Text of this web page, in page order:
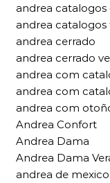
andrea catalogos
andrea catalogos
andrea cerrado
andrea cerrado
andrea com
andrea com
andrea com
Andrea Confort
Andrea Dama
Andrea Dama
andrea de mexico